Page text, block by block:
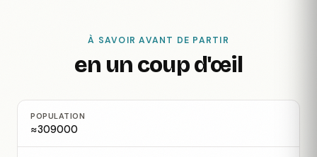
À SAVOIR AVANT DE PARTIR
en un coup d'œil
POPULATION
≈309000